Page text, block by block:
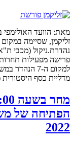
מאת: הוועד האולימפי
נהדרת.ניקול (מכבי
פרישה מפעילות
מדליית כסף
הפתיחה של
2022